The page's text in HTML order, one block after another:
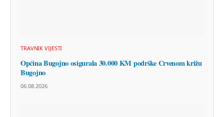
TRAVNIK VIJESTI
Općina Bugojno osigurala 30.000 KM podrške Crvenom križu
Bugojno
06.08.2026